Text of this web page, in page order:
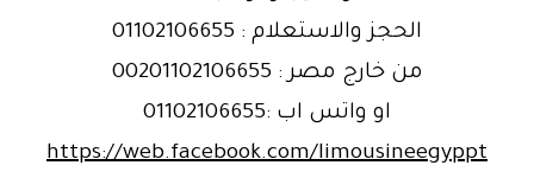
الحجز والاستعلام : 01102106655
من خارج مصر : 00201102106655
او واتس اب :01102106655
https://web.facebook.com/limousineegyppt